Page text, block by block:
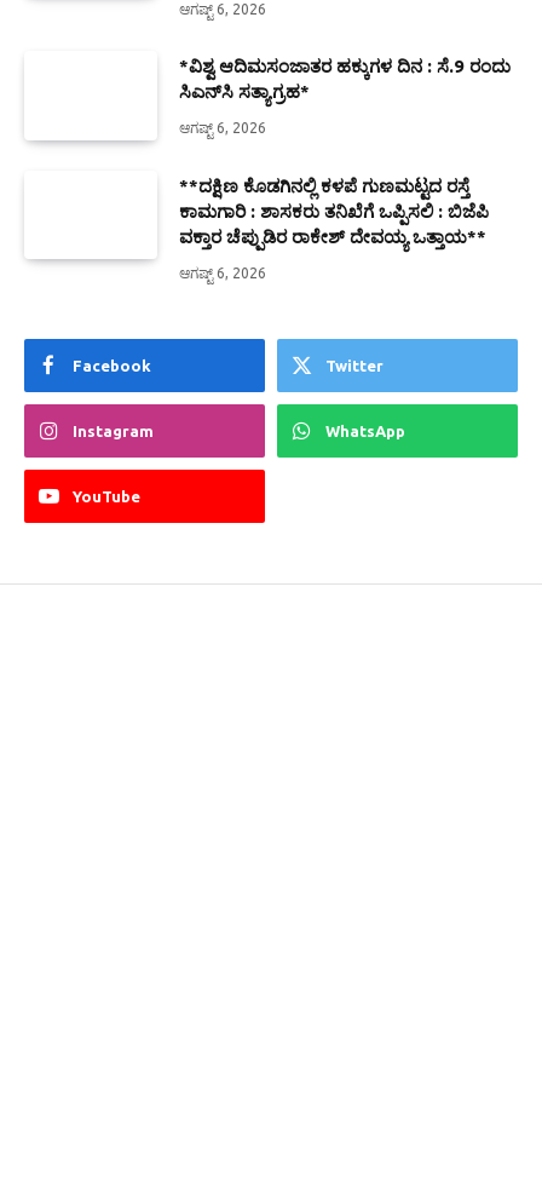
ಆಗಷ್ಟ್ 6, 2026
*ವಿಶ್ವ ಆದಿಮಸಂಜಾತರ ಹಕ್ಕುಗಳ ದಿನ : ಸೆ.9 ರಂದು
ಸಿಎನ್‌ಸಿ ಸತ್ಯಾಗ್ರಹ*
ಆಗಷ್ಟ್ 6, 2026
**ದಕ್ಷಿಣ ಕೊಡಗಿನಲ್ಲಿ ಕಳಪೆ ಗುಣಮಟ್ಟದ ರಸ್ತೆ
ಕಾಮಗಾರಿ : ಶಾಸಕರು ತನಿಖೆಗೆ ಒಪ್ಪಿಸಲಿ : ಬಿಜೆಪಿ
ವಕ್ತಾರ ಚೆಪ್ಪುಡಿರ ರಾಕೇಶ್ ದೇವಯ್ಯ ಒತ್ತಾಯ**
ಆಗಷ್ಟ್ 6, 2026
Facebook Twitter
Instagram WhatsApp
YouTube